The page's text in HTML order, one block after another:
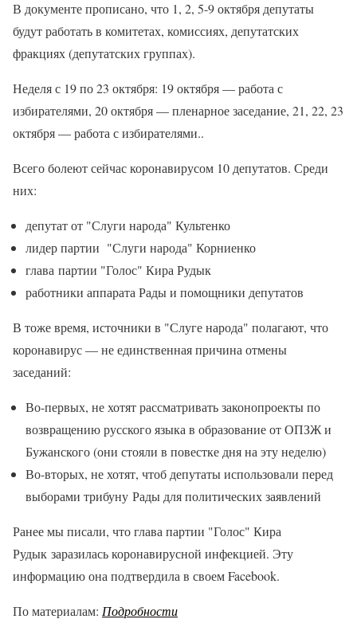
В документе прописано, что 1, 2, 5-9 октября депутаты
будут работать в комитетах, комиссиях, депутатских
фракциях (депутатских группах).
Неделя с 19 по 23 октября: 19 октября — работа с
избирателями, 20 октября — пленарное заседание, 21, 22, 23
октября — работа с избирателями..
Всего болеют сейчас коронавирусом 10 депутатов. Среди
них:
депутат от "Слуги народа" Культенко
лидер партии "Слуги народа" Корниенко
глава партии "Голос" Кира Рудык
работники аппарата Рады и помощники депутатов
В тоже время, источники в "Слуге народа" полагают, что
коронавирус — не единственная причина отмены
заседаний:
Во-первых, не хотят рассматривать законопроекты по
возвращению русского языка в образование от ОПЗЖ и
Бужанского (они стояли в повестке дня на эту неделю)
Во-вторых, не хотят, чтоб депутаты использовали перед
выборами трибуну Рады для политических заявлений
Ранее мы писали, что глава партии "Голос" Кира
Рудык заразилась коронавирусной инфекцией. Эту
информацию она подтвердила в своем Facebook.
По материалам: Подробности